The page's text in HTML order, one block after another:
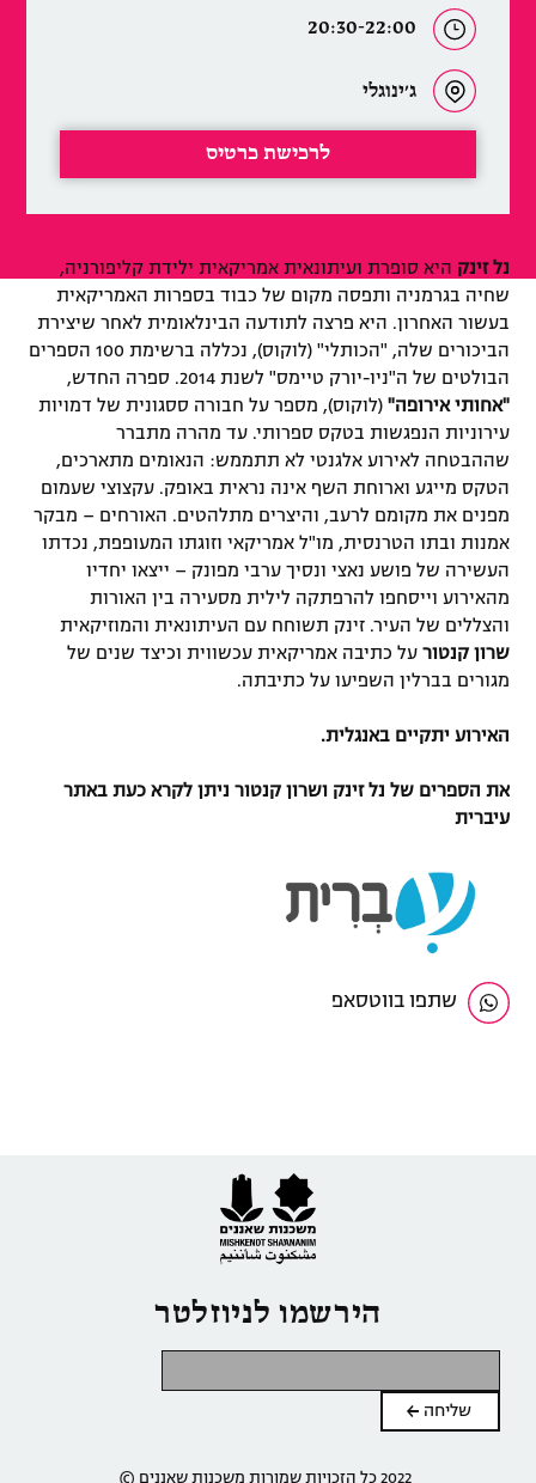
20:30-22:00
ג׳ינוגלי
לרכישת כרטיס
נל זינק היא סופרת ועיתונאית אמריקאית ילידת קליפורניה,
שחיה בגרמניה ותפסה מקום של כבוד בספרות האמריקאית
בעשור האחרון. היא פרצה לתודעה הבינלאומית לאחר שיצירת
הביכורים שלה, "הכותלי" (לוקוס), נכללה ברשימת 100 הספרים
הבולטים של ה"ניו-יורק טיימס" לשנת 2014. ספרה החדש,
"אחותי אירופה" (לוקוס), מספר על חבורה ססגונית של דמויות
עירוניות הנפגשות בטקס ספרותי. עד מהרה מתברר
שההבטחה לאירוע אלגנטי לא תתממש: הנאומים מתארכים,
הטקס מייגע וארוחת השף אינה נראית באופק. עקצוצי שעמום
מפנים את מקומם לרעב, והיצרים מתלהטים. האורחים – מבקר
אמנות ובתו הטרנסית, מו"ל אמריקאי וזוגתו המעופפת, נכדתו
העשירה של פושע נאצי ונסיך ערבי מפונק – ייצאו יחדיו
מהאירוע וייסחפו להרפתקה לילית מסעירה בין האורות
והצללים של העיר. זינק תשוחח עם העיתונאית והמוזיקאית
שרון קנטורעל כתיבה אמריקאית עכשווית וכיצד שנים של
מגורים בברלין השפיעו על כתיבתה.
האירוע יתקיים באנגלית.
את הספרים של נל זינק ושרון קנטור ניתן לקרא כעתבאתר
עיברית
שתפו בווטסאפ
הירשמו לניוזלטר